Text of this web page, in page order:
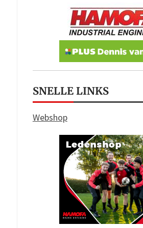
SNELLE LINKS
Webshop